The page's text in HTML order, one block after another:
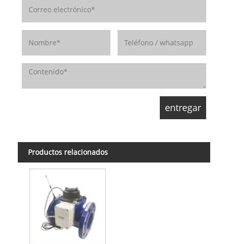
Productos relacionados